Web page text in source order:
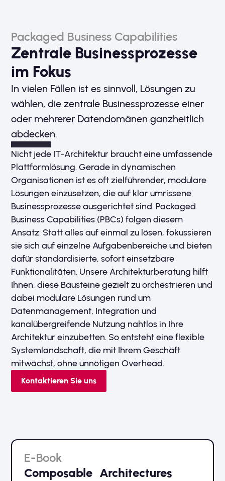
Packaged Business Capabilities
Zentrale Business­prozesse
im Fokus
In vielen Fällen ist es sinnvoll, Lösungen zu
wählen, die zentrale Businessprozesse einer
oder mehrerer Datendomänen ganzheitlich
abdecken.
Nicht jede IT-Architektur braucht eine umfassende
Plattformlösung. Gerade in dynamischen
Organisationen ist es oft zielführender, modulare
Lösungen einzusetzen, die auf klar umrissene
Businessprozesse ausgerichtet sind. Packaged
Business Capabilities (PBCs) folgen diesem
Ansatz: Statt alles auf einmal zu lösen, fokussieren
sie sich auf einzelne Aufgabenbereiche und bieten
dafür standardisierte, sofort einsetzbare
Funktionalitäten. Unsere Architekturberatung hilft
Ihnen, diese Bausteine gezielt zu orchestrieren und
dabei modulare Lösungen rund um
Datenmanagement, Integration und
kanalübergreifende Nutzung nahtlos in Ihre
Architektur einzubetten. So entsteht eine flexible
Systemlandschaft, die mit Ihrem Geschäft
mitwächst, ohne unnötigen Overhead.
Kontaktieren Sie uns
E-Book
Composable Architectures